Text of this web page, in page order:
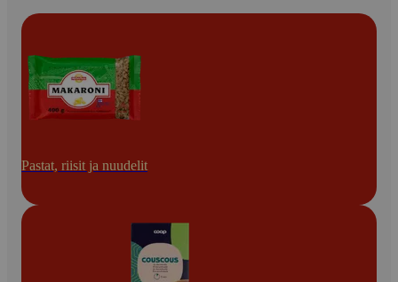
Pastat, riisit ja nuudelit